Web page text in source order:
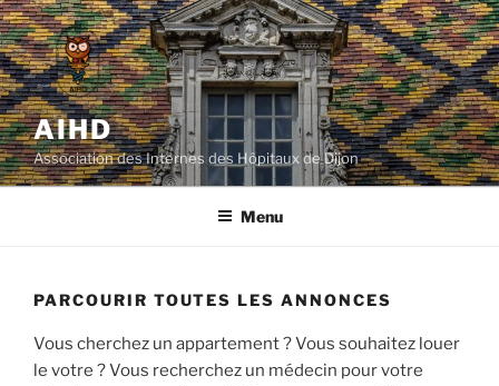
Aller
au
contenu
principal
AIHD
Association des Internes des Hôpitaux de Dijon
Menu
PARCOURIR TOUTES LES ANNONCES
Vous cherchez un appartement ? Vous souhaitez louer
le votre ? Vous recherchez un médecin pour votre